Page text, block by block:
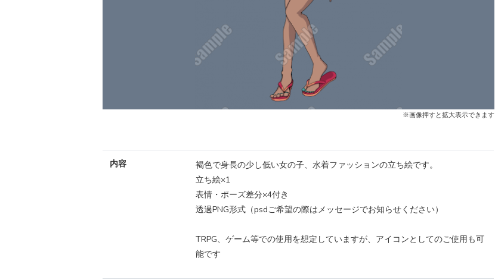
※画像押すと拡大表示できます
内容
褐色で身長の少し低い女の子、水着ファッションの立ち絵です。
立ち絵×1
表情・ポーズ差分×4付き
透過PNG形式（psdご希望の際はメッセージでお知らせください）
TRPG、ゲーム等での使用を想定していますが、アイコンとしてのご使用も可
能です